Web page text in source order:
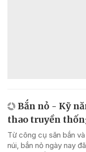
Bắn nỏ - Kỹ
thao truyền
Từ công cụ săn bắn
núi, bắn nỏ ngày nay